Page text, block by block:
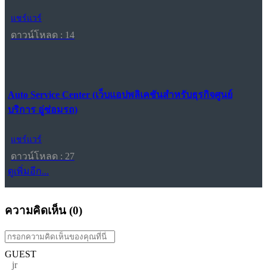
แชร์แวร์
ดาวน์โหลด : 14
Auto Service Center (เว็บแอปพลิเคชันสำหรับธุรกิจศูนย์
บริการ อู่ซ่อมรถ)
แชร์แวร์
ดาวน์โหลด : 27
ดูเพิ่มอีก...
ความคิดเห็น (0)
GUEST
jr